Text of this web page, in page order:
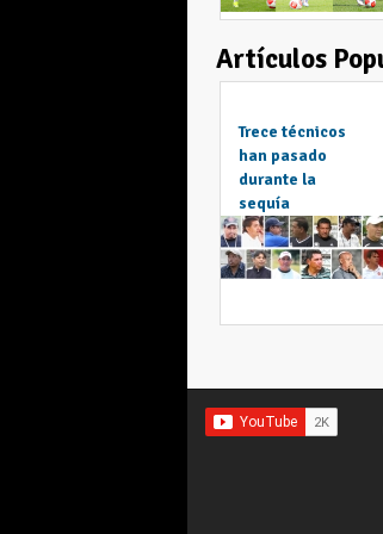
Artículos
Trece técnicos
han pasado
durante la
sequía